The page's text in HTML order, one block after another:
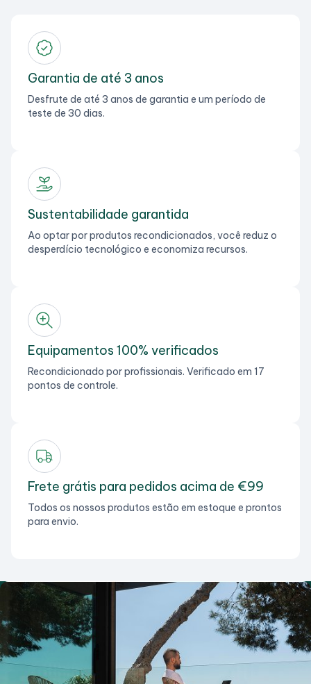
Garantia de até 3 anos
Desfrute de até 3 anos de garantia e um período de
teste de 30 dias.
Sustentabilidade garantida
Ao optar por produtos recondicionados, você reduz o
desperdício tecnológico e economiza recursos.
Equipamentos 100% verificados
Recondicionado por profissionais. Verificado em 17
pontos de controle.
Frete grátis para pedidos acima de €99
Todos os nossos produtos estão em estoque e prontos
para envio.